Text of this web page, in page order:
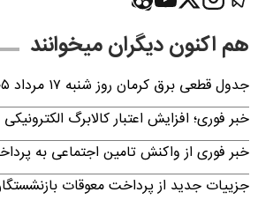
هم اکنون دیگران میخوانند
جدول قطعی برق کرمان روز شنبه ۱۷ مرداد ۱۴۰۵ | برنامه خاموشی برق کرمان اعلام شد
خبر فوری؛ افزایش اعتبار کالابرگ الکترونیکی در مرداد
خبر فوری از واکنش تامین اجتماعی به پرداخت
جزییات جدید از پرداخت معوقات